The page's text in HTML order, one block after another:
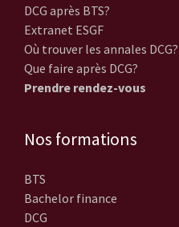
DCG après BTS?
Extranet ESGF
Où trouver les annales DCG?
Que faire après DCG?
Prendre rendez-vous
Nos formations
BTS
Bachelor finance
DCG